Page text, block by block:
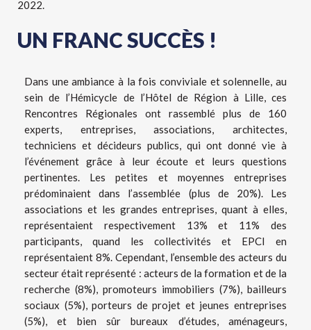
2022.
UN FRANC SUCCÈS !
Dans une ambiance à la fois conviviale et solennelle, au
sein de l’Hémicycle de l’Hôtel de Région à Lille, ces
Rencontres Régionales ont rassemblé plus de 160
experts, entreprises, associations, architectes,
techniciens et décideurs publics, qui ont donné vie à
l’événement grâce à leur écoute et leurs questions
pertinentes. Les petites et moyennes entreprises
prédominaient dans l’assemblée (plus de 20%). Les
associations et les grandes entreprises, quant à elles,
représentaient respectivement 13% et 11% des
participants, quand les collectivités et EPCI en
représentaient 8%. Cependant, l’ensemble des acteurs du
secteur était représenté : acteurs de la formation et de la
recherche (8%), promoteurs immobiliers (7%), bailleurs
sociaux (5%), porteurs de projet et jeunes entreprises
(5%), et bien sûr bureaux d’études, aménageurs,